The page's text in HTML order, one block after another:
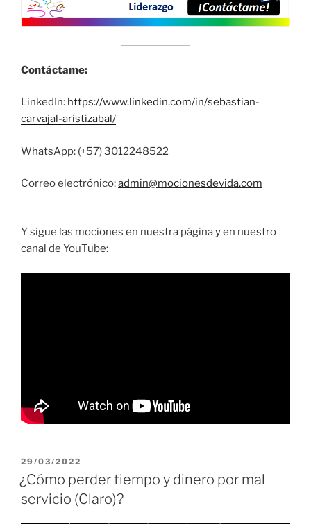
Contáctame:
LinkedIn: https://www.linkedin.com/in/sebastian-
carvajal-aristizabal/
WhatsApp: (+57) 3012248522
Correo electrónico:admin@mocionesdevida.com
Y sigue las mociones en nuestra página y en nuestro
canal de YouTube:
PUBLICADO
EL
29/03/2022
¿Cómo perder tiempo y dinero por mal
servicio (Claro)?